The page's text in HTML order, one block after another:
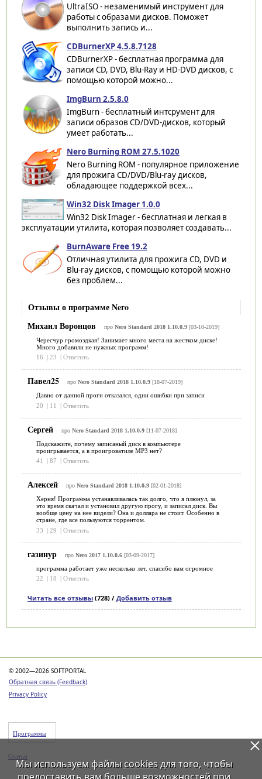
UltraISO - незаменимый инструмент для
работы с образами дисков. Поможет
выполнить запись и...
CDBurnerXP 4.5.8.7128
CDBurnerXP - бесплатная программа для
записи CD, DVD, Blu-Ray и HD-DVD дисков, с
помощью которой можно...
ImgBurn 2.5.8.0
ImgBurn - бесплатный интсрумент для
записи образов CD/DVD-дисков, который
умеет работать...
Nero Burning ROM 27.5.1020
Nero Burning ROM - популярное приложение
для прожига CD/DVD/Blu-ray дисков,
обладающее поддержкой всех...
Win32 Disk Imager 1.0.0
Win32 Disk Imager - бесплатная и легкая в
эксплуатации утилита, которая позволяет создавать...
BurnAware Free 19.2
Отличная утилита для прожига CD, DVD и
Blu-ray дисков, с помощью которой можно
без проблем...
Отзывы о программе Nero
Михаил Воронцов
про Nero Standard 2018 1.10.0.9[03-10-2019]
Чересчур громоздкая! Занимает много места на жестком диске!
Много добавили не нужных программ!
16
23 Ответить
Павел25 про Nero Standard 2018 1.10.0.9[18-07-2019]
Давно от данной проги отказался, одни ошибки при записи
20
| 11 | Ответить
Сергей про Nero Standard 2018 1.10.0.9[11-07-2018]
Подскажите, почему записаный диск в компьютере
проигрывается, а в проигроватиле МР3 нет?
41
87 Ответить
Алексей про Nero Standard 2018 1.10.0.9[02-01-2018]
Херня! Программа устанавливалась так долго, что я плюнул, за
это время скачал и установил другую прогу, и записал диск. Вы
вообще цену на нее видели? Она и доллара не стоит. Особенно в
стране, где все пользуются торрентом.
33
| 29 | Ответить
газинур про Nero 2017 1.10.0.6[03-09-2017]
программа работает уже несколько лет. спасибо вам огромное
22
18 Ответить
Читать все отзывы(728) / Добавить отзыв
© 2002—2026 SOFTPORTAL
Обратная связь (Feedback)
Privacy Policy
Программы
Статьи
Мы используем файлы cookiesдля того, чтобы